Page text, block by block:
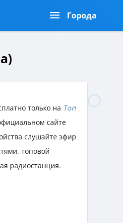
Города
только на Топ
сайте
слушайте эфир
топовой
радиостанция.